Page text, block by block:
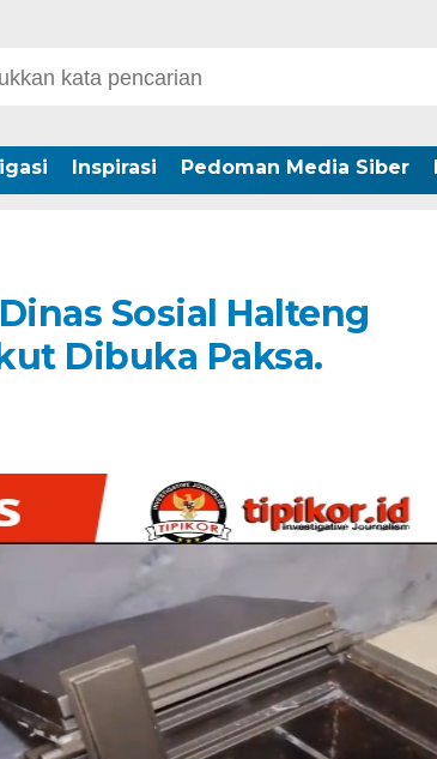
Inspirasi Pedoman Media Siber
Sosial Halteng
Dibuka Paksa.